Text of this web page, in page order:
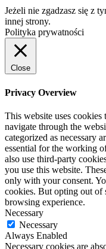
Jeżeli nie zgadzasz się z
innej strony.
Polityka prywatności
Close
Privacy Overview
This website uses
navigate through the
categorized as necessary
essential for the working
also use third-party
you use this website.
only with your consent.
cookies. But opting out of
browsing experience.
Necessary
Necessary
Always Enabled
Necessary cookies are